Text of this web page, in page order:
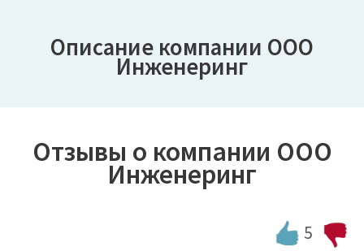
Описание компании ООО
Инженеринг
Отзывы о компании ООО
Инженеринг
5